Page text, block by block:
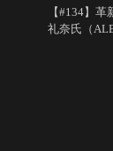
【#134】
礼奈氏（